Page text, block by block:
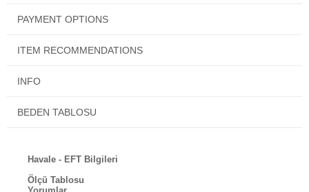
Orjinal Pierre Cardin paketinde ve etiketi üzerinde gönderilmektedir.
Standart beden ölçüsü yan taraftadır.
Mutlu günlerde kullanmanız dileğiyle.
PAYMENT OPTIONS
ITEM RECOMMENDATIONS
INFO
BEDEN TABLOSU
Havale - EFT Bilgileri
Ölçü Tablosu